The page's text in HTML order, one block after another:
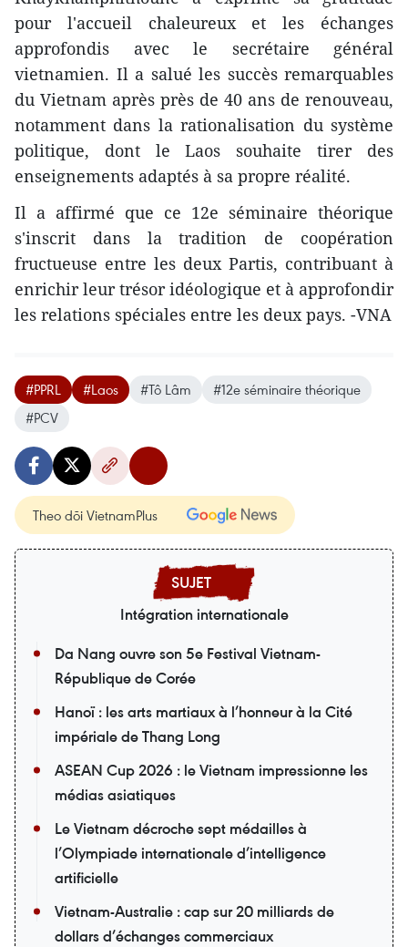
pour l'accueil chaleureux et les échanges
approfondis avec le secrétaire général
vietnamien. Il a salué les succès remarquables
du Vietnam après près de 40 ans de renouveau,
notamment dans la rationalisation du système
politique, dont le Laos souhaite tirer des
enseignements adaptés à sa propre réalité.
Il a affirmé que ce 12e séminaire théorique
s'inscrit dans la tradition de coopération
fructueuse entre les deux Partis, contribuant à
enrichir leur trésor idéologique et à approfondir
les relations spéciales entre les deux pays. -VNA
#PPRL #Laos #Tô Lâm
#12e séminaire théorique
#PCV
Theo dõi VietnamPlus
Intégration internationale
Da Nang ouvre son 5e Festival Vietnam-
République de Corée
Hanoï : les arts martiaux à l’honneur à la Cité
impériale de Thang Long
ASEAN Cup 2026 : le Vietnam impressionne les
médias asiatiques
Le Vietnam décroche sept médailles à
l’Olympiade internationale d’intelligence
artificielle
Vietnam-Australie : cap sur 20 milliards de
dollars d’échanges commerciaux